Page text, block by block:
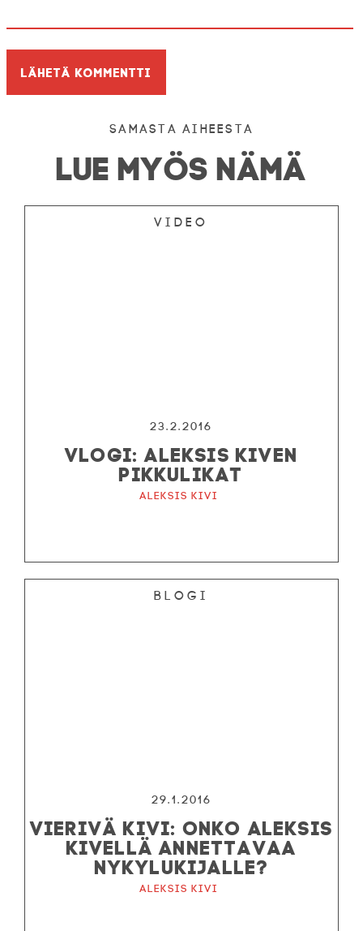
Samasta aiheesta
LUE MYÖS NÄMÄ
Video
23.2.2016
VLOGI: ALEKSIS KIVEN
PIKKULIKAT
Aleksis Kivi
Blogi
29.1.2016
VIERIVÄ KIVI: ONKO ALEKSIS
KIVELLÄ ANNETTAVAA
NYKYLUKIJALLE?
Aleksis Kivi